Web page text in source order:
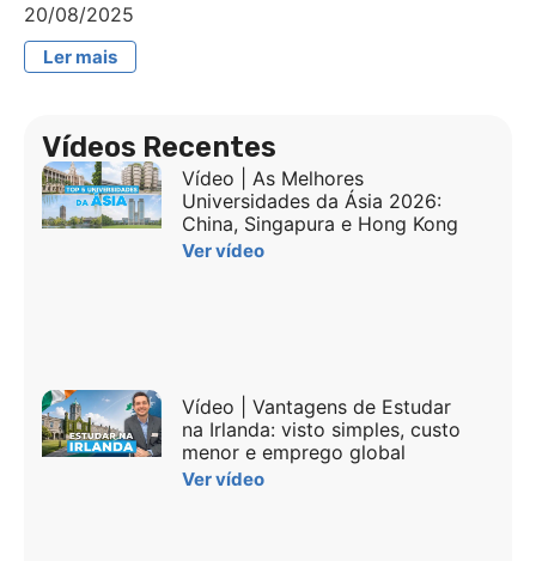
20/08/2025
Ler mais
Vídeos Recentes
Vídeo | As Melhores
Universidades da Ásia 2026:
China, Singapura e Hong Kong
Ver vídeo
Vídeo | Vantagens de Estudar
na Irlanda: visto simples, custo
menor e emprego global
Ver vídeo